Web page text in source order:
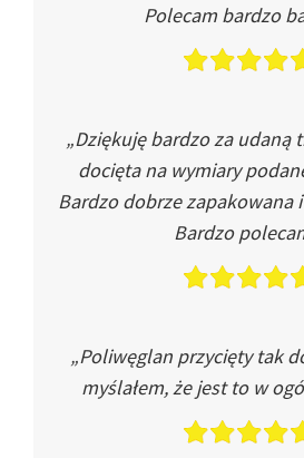
Polecam bardzo
„Dziękuję bardzo za udaną
docięta na wymiary
Bardzo dobrze zapakowana
Bardzo
„Poliwęglan przycięty tak
myślałem, że jest to w